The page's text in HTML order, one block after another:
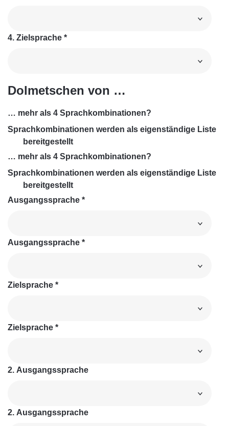
4. Zielsprache *
Dolmetschen von …
… mehr als 4 Sprachkombinationen?
Sprachkombinationen werden als eigenständige Liste
bereitgestellt
… mehr als 4 Sprachkombinationen?
Sprachkombinationen werden als eigenständige Liste
bereitgestellt
Ausgangssprache *
Ausgangssprache *
Zielsprache *
Zielsprache *
2. Ausgangssprache
2. Ausgangssprache